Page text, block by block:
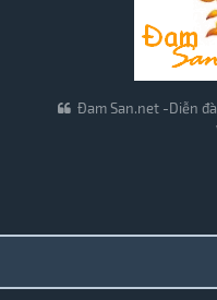
Đam San.net -Diễn